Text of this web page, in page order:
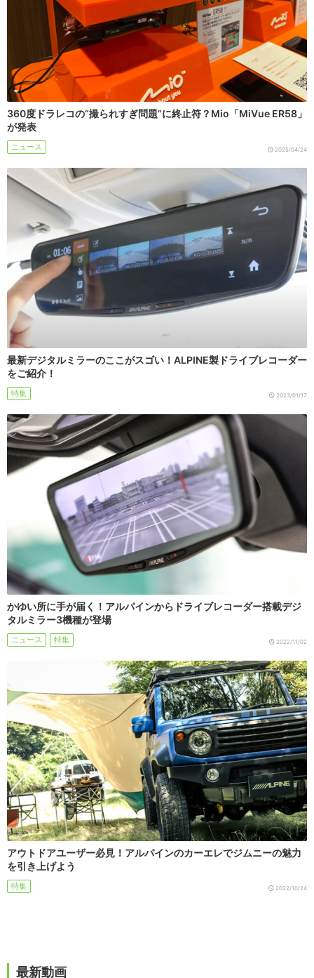
360度ドラレコの“撮られすぎ問題”に終止符？Mio「MiVue ER58」
が発表
ニュース 2025/04/24
最新デジタルミラーのここがスゴい！ALPINE製ドライブレコーダー
をご紹介！
特集 2023/01/17
かゆい所に手が届く！アルパインからドライブレコーダー搭載デジ
タルミラー3機種が登場
ニュース 特集 2022/11/02
アウトドアユーザー必見！アルパインのカーエレでジムニーの魅力
を引き上げよう
特集 2022/10/24
最新動画